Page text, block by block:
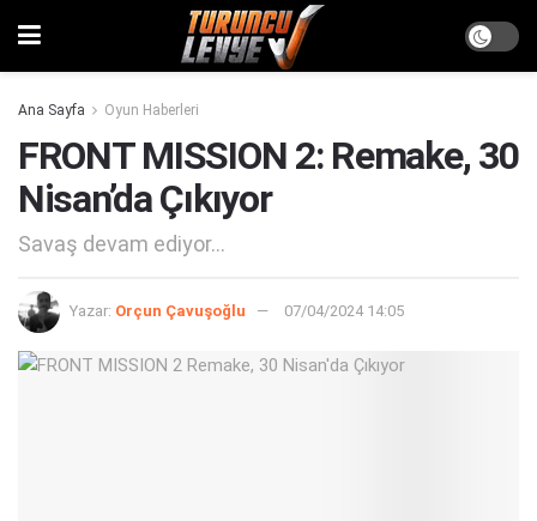
Ana Sayfa Oyun Haberleri
FRONT MISSION 2: Remake, 30
Nisan’da Çıkıyor
Savaş devam ediyor...
Yazar: Orçun Çavuşoğlu 07/04/2024 14:05